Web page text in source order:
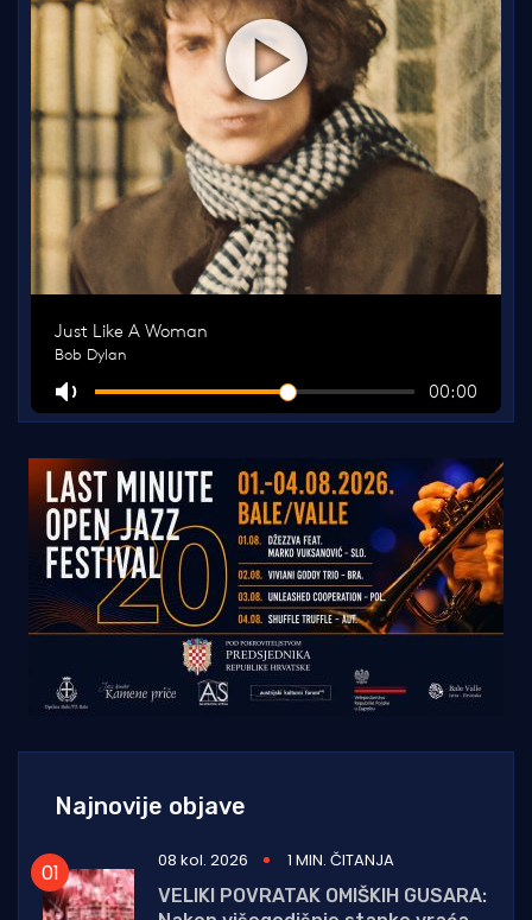
Najnovije objave
08 kol. 2026
1 MIN. ČITANJA
VELIKI POVRATAK OMIŠKIH GUSARA: